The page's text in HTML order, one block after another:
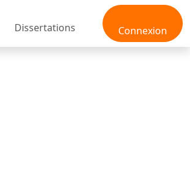
Connexion
Dissertations